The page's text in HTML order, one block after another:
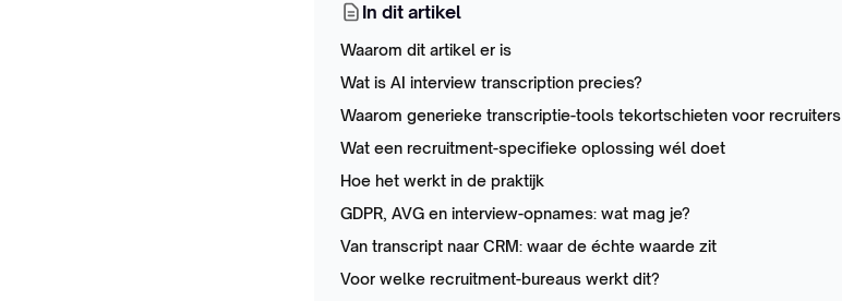
In dit artikel
Waarom dit artikel er is
Wat is AI interview transcription precies?
Waarom generieke transcriptie-tools tekortschieten voor recruiters
Wat een recruitment-specifieke oplossing wél doet
Hoe het werkt in de praktijk
GDPR, AVG en interview-opnames: wat mag je?
Van transcript naar CRM: waar de échte waarde zit
Voor welke recruitment-bureaus werkt dit?